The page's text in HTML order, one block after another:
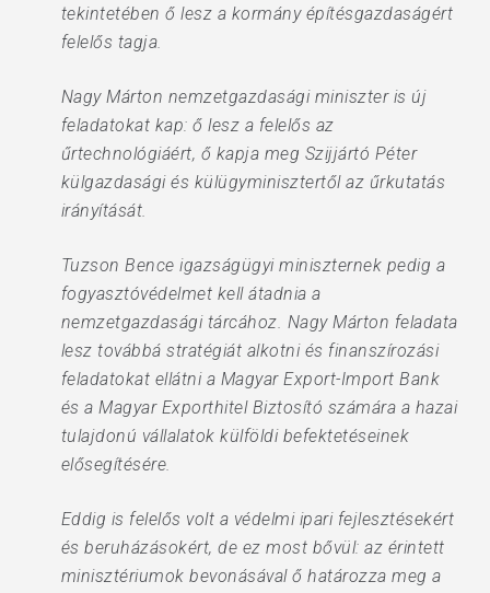
tekintetében ő lesz a kormány építésgazdaságért
felelős tagja.
Nagy Márton nemzetgazdasági miniszter is új
feladatokat kap: ő lesz a felelős az
űrtechnológiáért, ő kapja meg Szijjártó Péter
külgazdasági és külügyminisztertől az űrkutatás
irányítását.
Tuzson Bence igazságügyi miniszternek pedig a
fogyasztóvédelmet kell átadnia a
nemzetgazdasági tárcához. Nagy Márton feladata
lesz továbbá stratégiát alkotni és finanszírozási
feladatokat ellátni a Magyar Export-Import Bank
és a Magyar Exporthitel Biztosító számára a hazai
tulajdonú vállalatok külföldi befektetéseinek
elősegítésére.
Eddig is felelős volt a védelmi ipari fejlesztésekért
és beruházásokért, de ez most bővül: az érintett
minisztériumok bevonásával ő határozza meg a